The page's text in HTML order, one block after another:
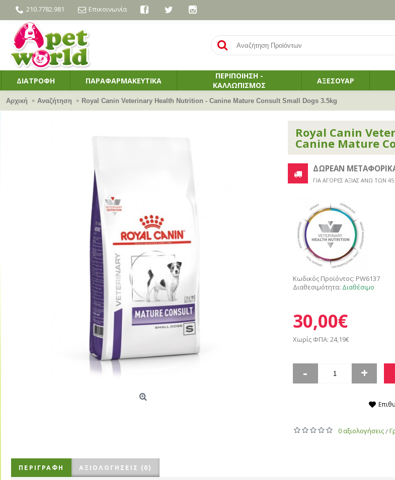
210.7782.981 Επικοινωνία
ΔΙΑΤΡΟΦΗ ΠΑΡΑΦΑΡΜΑΚΕΥΤΙΚΑ
ΠΕΡΙΠΟΙΗΣΗ -
ΚΑΛΛΩΠΙΣΜΟΣ
ΑΞΕΣΟΥΑΡ
Αρχική Αναζήτηση Royal Canin Veterinary Health Nutrition - Canine Mature Consult Small Dogs 3.5kg
Royal Canin
Canine Mature
ΔΩΡΕΑΝ
ΓΙΑ ΑΓΟΡΕΣ ΑΞΙΑΣ ΑΝΩ ΤΩΝ
Κωδικός Προϊόντος: PW6137
Διαθεσιμότητα: Διαθέσιμο
30,00€
Χωρίς ΦΠΑ: 24,19€
- +
0 αξιολογήσεις/
ΠΕΡΙΓΡΑΦΉ ΑΞΙΟΛΟΓΉΣΕΙΣ (0)